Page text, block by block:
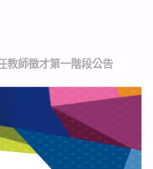
教師徵才第一階段公告